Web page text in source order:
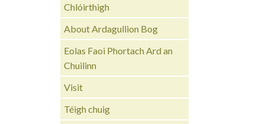
Chlóirthigh
About Ardagullion Bog
Eolas Faoi Phortach Ard an
Chuilinn
Visit
Téigh chuig